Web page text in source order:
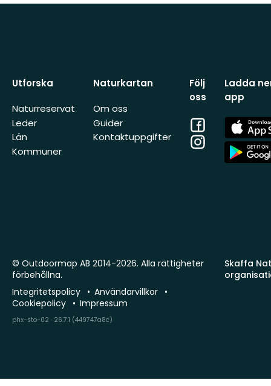
Utforska
Naturreservat
Leder
Län
Kommuner
Naturkartan
Om oss
Guider
Kontaktuppgifter
Följ
oss
Facebook
Instagram
Ladda
app
App
Store
App
Store
Skaffa
© Outdoormap AB 2014-2026. Alla rättigheter
förbehållna.
Integritetspolicy
Användarvillkor
Cookiepolicy
Impressum
phx-sto-02 · 26.7.1 (449747a8c)